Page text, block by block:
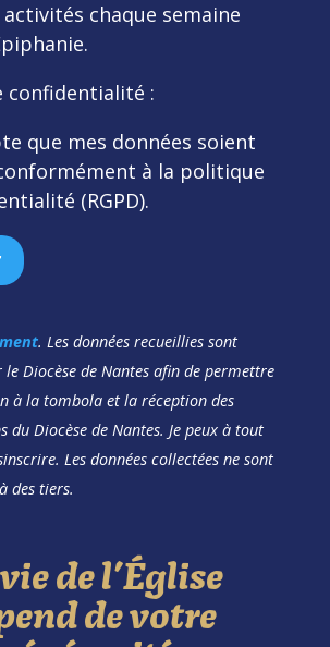
chaque semaine
confidentialité :
que mes données soient
à la politique
(RGPD).
. Les données recueillies sont
le Diocèse de Nantes afin de permettre
à la tombola et la réception des
du Diocèse de Nantes. Je peux à tout
Les données collectées ne sont
des tiers.
de l’Église
de votre